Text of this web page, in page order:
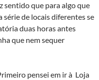
sentido que para algo que
de locais diferentes se
duas horas antes
que nem sequer
pensei em ir à Loja